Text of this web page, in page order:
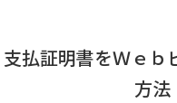
支払証明書をＷｅｂ
方法